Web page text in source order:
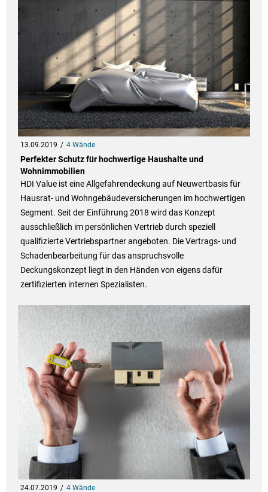
13.09.2019 4 Wände
Perfekter Schutz für hochwertige Haushalte und
Wohnimmobilien
HDI Value ist eine Allgefahrendeckung auf Neuwertbasis für
Hausrat- und Wohngebäudeversicherungen im hochwertigen
Segment. Seit der Einführung 2018 wird das Konzept
ausschließlich im persönlichen Vertrieb durch speziell
qualifizierte Vertriebspartner angeboten. Die Vertrags- und
Schadenbearbeitung für das anspruchsvolle
Deckungskonzept liegt in den Händen von eigens dafür
zertifizierten internen Spezialisten.
24.07.2019 4 Wände